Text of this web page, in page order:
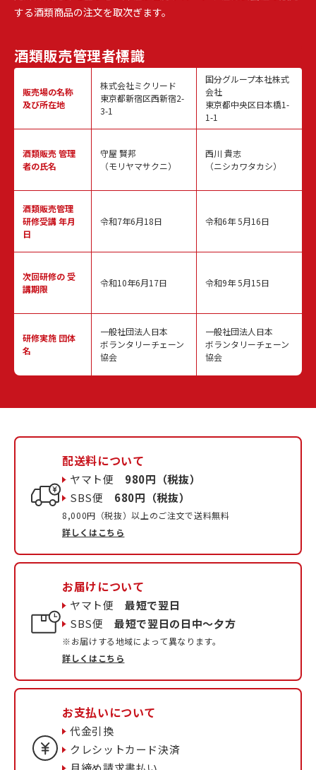
する酒類商品の注文を取次ぎます。
酒類販売管理者標識
販売場の名称
及び所在地
酒類販売管理
者の氏名
酒類販売管理
研修受講 年月
日
次回研修の受
講期限
研修実施 団体
名
株式会社ミクリード
東京都新宿区西新宿2-
3-1
守屋 賢邦
（モリヤマサクニ）
令和7年6月18日
令和10年6月17日
一般社団法人日本
ボランタリーチェーン
協会
国分グループ本社株式
会社
東京都中央区日本橋1-
1-1
西川 貴志
（ニシカワタカシ）
令和6年 5月16日
令和9年 5月15日
一般社団法人日本
ボランタリーチェーン
協会
配送料について
ヤマト便 980円（税抜）
SBS便 680円（税抜）
8,000円（税抜）以上のご注文で送料無料
詳しくはこちら
お届けについて
ヤマト便最短で翌日
SBS便最短で翌日の日中〜夕方
※お届けする地域によって異なります。
詳しくはこちら
お支払いについて
代金引換
クレシットカード決済